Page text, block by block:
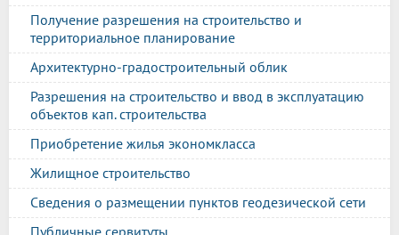
Получение разрешения на строительство и
территориальное планирование
Архитектурно-градостроительный облик
Разрешения на строительство и ввод в эксплуатацию
объектов кап. строительства
Приобретение жилья экономкласса
Жилищное строительство
Сведения о размещении пунктов геодезической сети
Публичные сервитуты